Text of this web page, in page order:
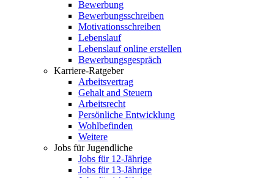
Bewerbung
Bewerbungsschreiben
Motivationsschreiben
Lebenslauf
Lebenslauf online erstellen
Bewerbungsgespräch
Karriere-Ratgeber
Arbeitsvertrag
Gehalt and Steuern
Arbeitsrecht
Persönliche Entwicklung
Wohlbefinden
Weitere
Jobs für Jugendliche
Jobs für 12-Jährige
Jobs für 13-Jährige